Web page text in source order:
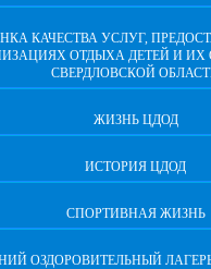
КАЧЕСТВА УСЛУГ,
ОТДЫХА ДЕТЕЙ И ИХ
СВЕРДЛОВСКОЙ
ЖИЗНЬ ЦДОД
ИСТОРИЯ ЦДОД
СПОРТИВНАЯ ЖИЗНЬ
ОЗДОРОВИТЕЛЬНЫЙ